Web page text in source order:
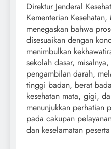
Direktur Jenderal
Kementerian
menegaskan bahwa
disesuaikan dengan
menimbulkan
sekolah dasar,
pengambilan darah,
tinggi badan, berat
kesehatan mata, gigi,
menunjukkan perhatian
pada cakupan
dan keselamatan